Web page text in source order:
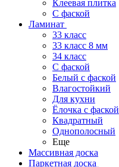
Клеевая плитка
С фаской
Ламинат
33 класс
33 класс 8 мм
34 класс
C фаской
Белый с фаской
Влагостойкий
Для кухни
Ёлочка с фаской
Квадратный
Однополосный
Еще
Массивная доска
Паркетная доска